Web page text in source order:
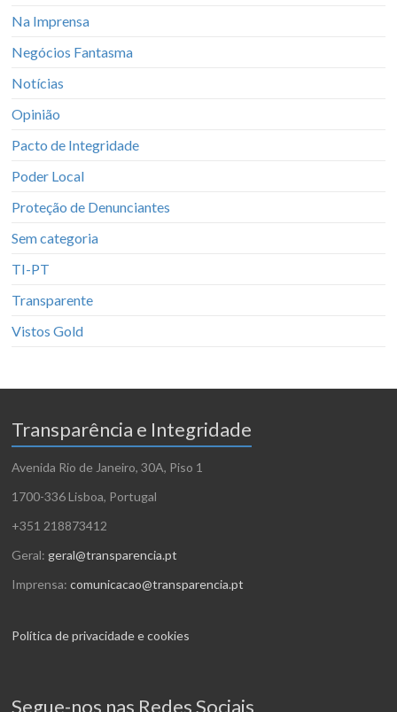
Na Imprensa
Negócios Fantasma
Notícias
Opinião
Pacto de Integridade
Poder Local
Proteção de Denunciantes
Sem categoria
TI-PT
Transparente
Vistos Gold
Transparência e Integridade
Avenida Rio de Janeiro, 30A, Piso 1
1700-336 Lisboa, Portugal
+351 218873412
Geral: geral@transparencia.pt
Imprensa:comunicacao@transparencia.pt
Política de privacidade e cookies
Segue-nos nas Redes Sociais